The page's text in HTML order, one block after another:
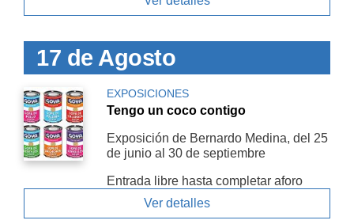
17 de Agosto
EXPOSICIONES
Tengo un coco contigo
Exposición de Bernardo Medina, del 25
de junio al 30 de septiembre
Entrada libre hasta completar aforo
Ver detalles